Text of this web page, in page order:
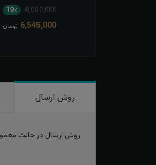
8,052,000 19٪
6,545,000 تومان
روش ارسال
روش ارسال در حالت